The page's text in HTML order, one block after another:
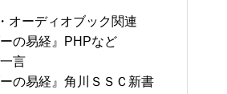
オーディオブック関連
ーの易経』PHPなど
言
ーの易経』角川ＳＳＣ新書